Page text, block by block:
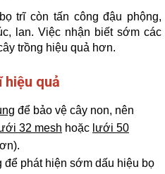
trĩ còn tấn công đậu phộng,
lan. Việc nhận biết sớm các
trồng hiệu quả hơn.
hiệu quả
để bảo vệ cây non, nên
32 mesh hoặc lưới 50
để phát hiện sớm dấu hiệu bọ